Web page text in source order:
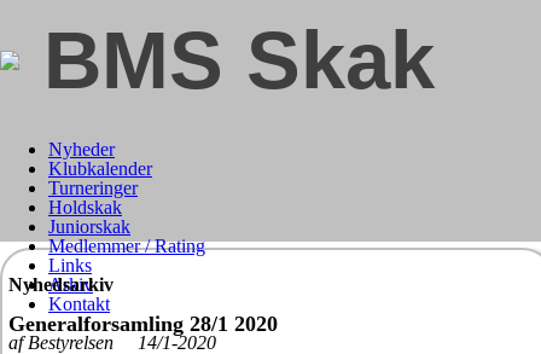
BMS Skak
Nyheder
Klubkalender
Turneringer
Holdskak
Juniorskak
Medlemmer / Rating
Links
Arkiv
Kontakt
Nyhedsarkiv
Generalforsamling 28/1 2020
af Bestyrelsen 14/1-2020